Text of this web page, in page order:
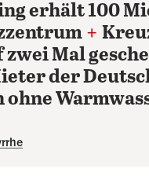
erhält 100
+
zwei Mal
der
ohne